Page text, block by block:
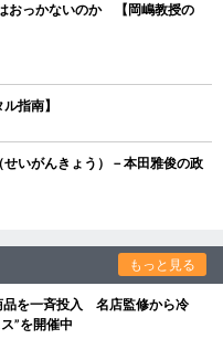
おっかないのか 【岡嶋教授の
指南】
いがんきょう）－本田雅俊の政
もっと見る
品を一斉投入 名店監修から冷
”を開催中